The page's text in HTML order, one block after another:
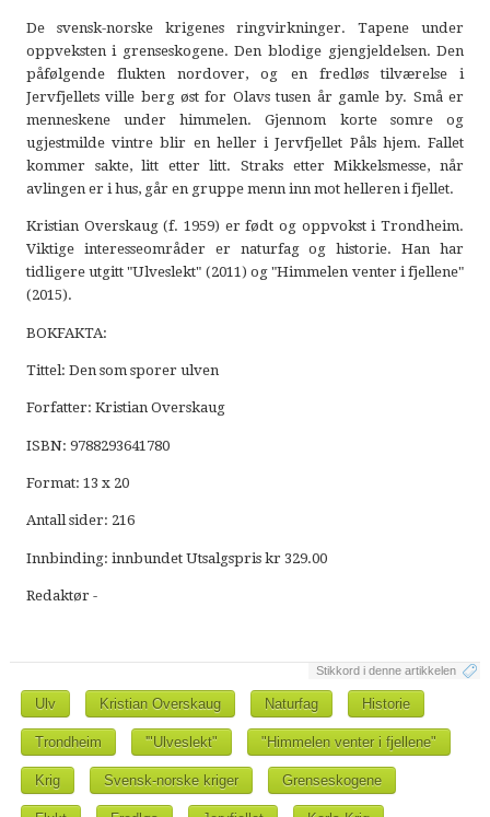
De svensk-norske krigenes ringvirkninger. Tapene under
oppveksten i grenseskogene. Den blodige gjengjeldelsen. Den
påfølgende flukten nordover, og en fredløs tilværelse i
Jervfjellets ville berg øst for Olavs tusen år gamle by. Små er
menneskene under himmelen. Gjennom korte somre og
ugjestmilde vintre blir en heller i Jervfjellet Påls hjem. Fallet
kommer sakte, litt etter litt. Straks etter Mikkelsmesse, når
avlingen er i hus, går en gruppe menn inn mot helleren i fjellet.
Kristian Overskaug (f. 1959) er født og oppvokst i Trondheim.
Viktige interesseområder er naturfag og historie. Han har
tidligere utgitt "Ulveslekt" (2011) og "Himmelen venter i fjellene"
(2015).
BOKFAKTA:
Tittel: Den som sporer ulven
Forfatter: Kristian Overskaug
ISBN: 9788293641780
Format: 13 x 20
Antall sider: 216
Innbinding: innbundet Utsalgspris kr 329.00
Redaktør -
Stikkord i denne artikkelen
Ulv Kristian Overskaug Naturfag Historie
Trondheim '"Ulveslekt" "Himmelen venter i fjellene"
Krig Svensk-norske kriger Grenseskogene